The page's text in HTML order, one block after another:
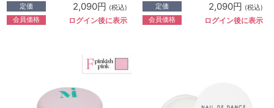
定価 2,090円 (税込)
会員価格 ログイン後に表示
定価 2,090円 (税込)
会員価格 ログイン後に表示